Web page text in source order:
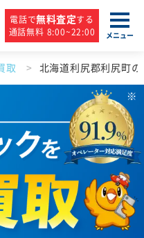
電話で無料査定する
通話無料 8:00~22:00
メニュー
取 北海道利尻郡利尻町